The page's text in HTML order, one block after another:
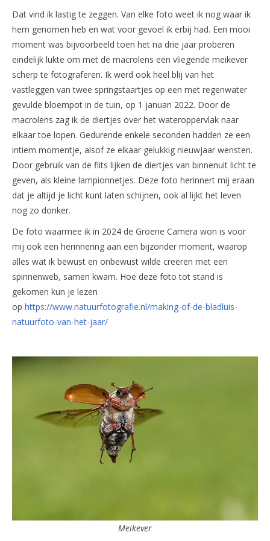
Dat vind ik lastig te zeggen. Van elke foto weet ik nog waar ik
hem genomen heb en wat voor gevoel ik erbij had. Een mooi
moment was bijvoorbeeld toen het na drie jaar proberen
eindelijk lukte om met de macrolens een vliegende meikever
scherp te fotograferen. Ik werd ook heel blij van het
vastleggen van twee springstaartjes op een met regenwater
gevulde bloempot in de tuin, op 1 januari 2022. Door de
macrolens zag ik de diertjes over het wateroppervlak naar
elkaar toe lopen. Gedurende enkele seconden hadden ze een
intiem momentje, alsof ze elkaar gelukkig nieuwjaar wensten.
Door gebruik van de flits lijken de diertjes van binnenuit licht te
geven, als kleine lampionnetjes. Deze foto herinnert mij eraan
dat je altijd je licht kunt laten schijnen, ook al lijkt het leven
nog zo donker.
De foto waarmee ik in 2024 de Groene Camera won is voor
mij ook een herinnering aan een bijzonder moment, waarop
alles wat ik bewust en onbewust wilde creëren met een
spinnenweb, samen kwam. Hoe deze foto tot stand is
gekomen kun je lezen
op https://www.natuurfotografie.nl/making-of-de-bladluis-
natuurfoto-van-het-jaar/
Meikever